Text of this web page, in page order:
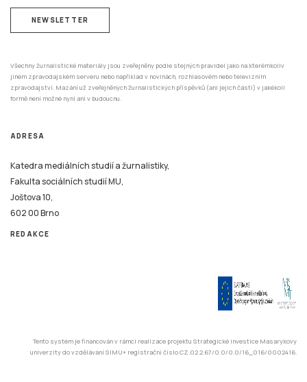
NEWSLETTER
Všechny žurnalistické materiály jsou zveřejněny podle stejných pravidel jako na kterémkoliv
jiném zpravodajském serveru nebo například v novinách, rozhlasovém nebo televizním
zpravodajství. Mazání už zveřejněných žurnalistických příspěvků (ani jejich částí) v jakékoli
formě není možné nyní ani v budoucnu.
ADRESA
Katedra mediálních studií a žurnalistiky,
Fakulta sociálních studií MU,
Joštova 10,
602 00 Brno
REDAKCE
Tento systém je financován v rámci realizace projektu Strategické investice Masarykovy
univerzity do vzdělávání SIMU+ registrační číslo CZ.02.2.67/0.0/0.0/16_016/0002416.